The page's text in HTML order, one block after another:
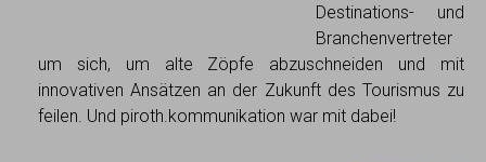
Destinations- und
Branchenvertreter
um sich, um alte Zöpfe abzuschneiden und mit
innovativen Ansätzen an der Zukunft des Tourismus zu
feilen. Und piroth.kommunikation war mit dabei!